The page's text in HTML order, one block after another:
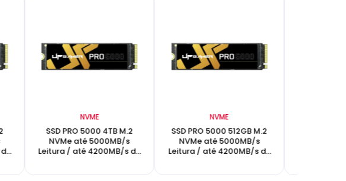
NVME
SSD PRO 5000 4TB M.2
NVMe até 5000MB/s
Leitura / até 4200MB/s de
NVME
SSD PRO 5000 512GB M.2
NVMe até 5000MB/s
Leitura / até 4200MB/s de